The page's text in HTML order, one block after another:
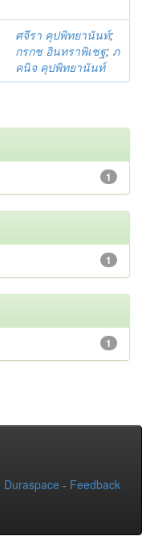
ศจีรา คุปพิทยานันท์;
กรกช อินทราพิเชฐ; ภ
คนิจ คุปพิทยานันท์
1
1
1
Duraspace - Feedback